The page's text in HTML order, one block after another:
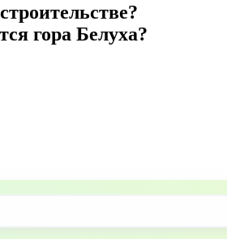
гора Белуха?